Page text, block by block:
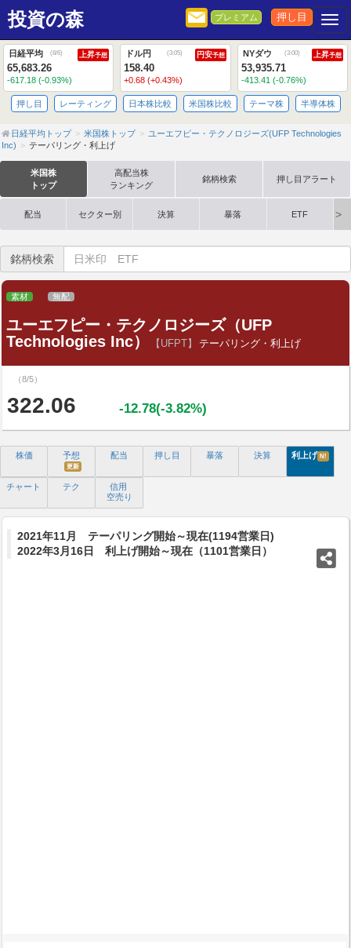
投資の森 プレミアム 押し目
日経平均 (8/6) 上昇予想
65,683.26
-617.18 (-0.93%)
ドル円 (3:05) 円安予想
158.40
+0.68 (+0.43%)
NYダウ (3:00) 上昇予想
53,935.71
-413.41 (-0.76%)
押し目 レーティング 日本株比較 米国株比較 テーマ株 半導体株
日経平均トップ 米国株トップ
ユーエフピー・テクノロジーズ(UFP Technologies
Inc)
テーパリング・利上げ
米国株
トップ
高配当株
ランキング
銘柄検索 押し目アラート
配当 セクター別 決算 暴落 ETF
銘柄検索
素材 無配
ユーエフピー・テクノロジーズ（UFP
Technologies Inc）
【UFPT】 テーパリング・利上げ
（8/5）
322.06 -12.78(-3.82%)
株価 予想
更新
配当 押し目 暴落 決算 利上げ N!
チャート テク
信用
空売り
2021年11月 テーパリング開始～現在(1194営業日)
2022年3月16日 利上げ開始～現在（1101営業日）